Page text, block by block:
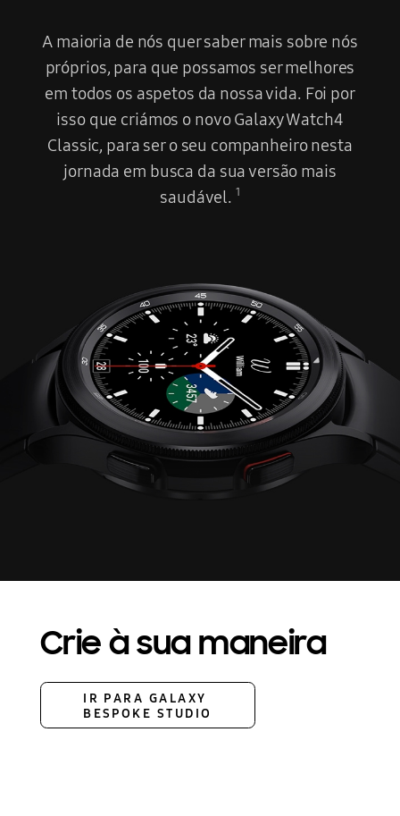
A maioria de nós quer saber mais sobre nós
próprios, para que possamos ser melhores
em todos os aspetos da nossa vida. Foi por
isso que criámos o novo Galaxy Watch4
Classic, para ser o seu companheiro nesta
jornada em busca da sua versão mais
saudável. 1
Crie à sua maneira
IR PARA GALAXY
BESPOKE STUDIO